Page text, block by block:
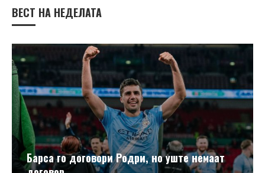
ВЕСТ НА НЕДЕЛАТА
Барса го договори Родри, но уште немаат